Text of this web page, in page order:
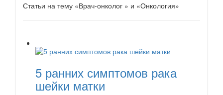
Статьи на тему «Врач-онколог » и «Онкология»
5 ранних симптомов рака
шейки матки